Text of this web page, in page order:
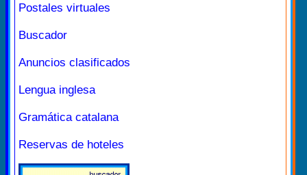
Postales virtuales
Buscador
Anuncios clasificados
Lengua inglesa
Gramática catalana
Reservas de hoteles